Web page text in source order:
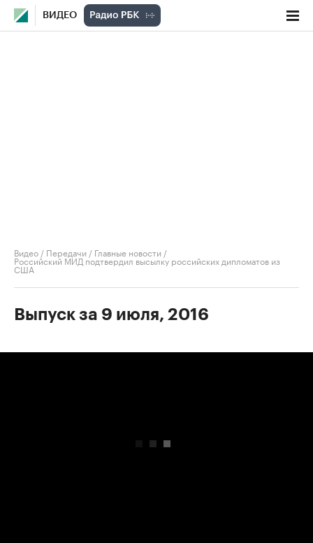
ВИДЕО
Видео / Передачи / Главные новости /
Российский МИД подтвердил высылку российских дипломатов из
США
Выпуск за 9 июля, 2016